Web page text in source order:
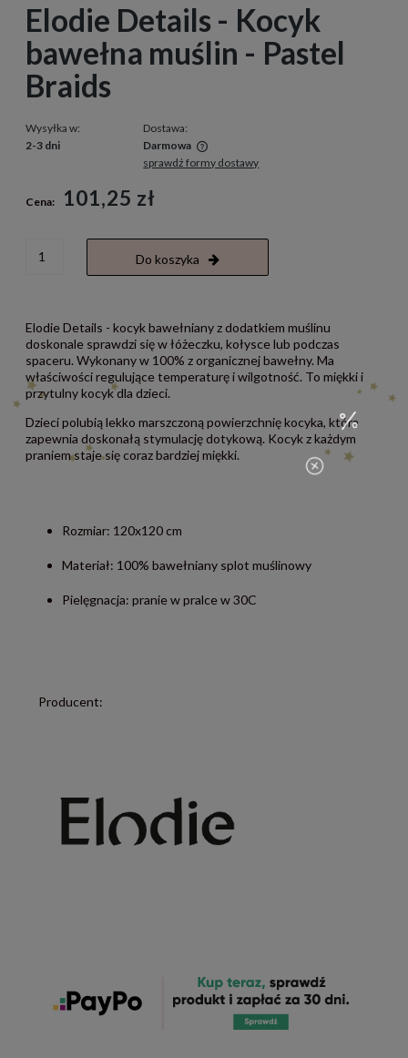
Elodie Details - Kocyk
bawełna muślin - Pastel
Braids
Wysyłka w:
2-3 dni
Dostawa:
Darmowa
Cena nie zawiera ewentualnych kosztów płatności
sprawdź formy dostawy
Cena: 101,25 zł
Do koszyka
Elodie Details - kocyk bawełniany z dodatkiem muślinu
doskonale sprawdzi się w łóżeczku, kołysce lub podczas
spaceru. Wykonany w 100% z organicznej bawełny. Ma
właściwości regulujące temperaturę i wilgotność. To miękki i
przytulny kocyk dla dzieci.
Dzieci polubią lekko marszczoną powierzchnię kocyka, która
zapewnia doskonałą stymulację dotykową. Kocyk z każdym
praniem staje się coraz bardziej miękki.
Rozmiar: 120x120 cm
Materiał: 100% bawełniany splot muślinowy
Pielęgnacja: pranie w pralce w 30C
Producent: